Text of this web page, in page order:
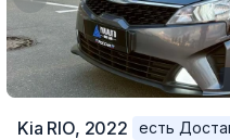
Kia RIO, 2022
есть